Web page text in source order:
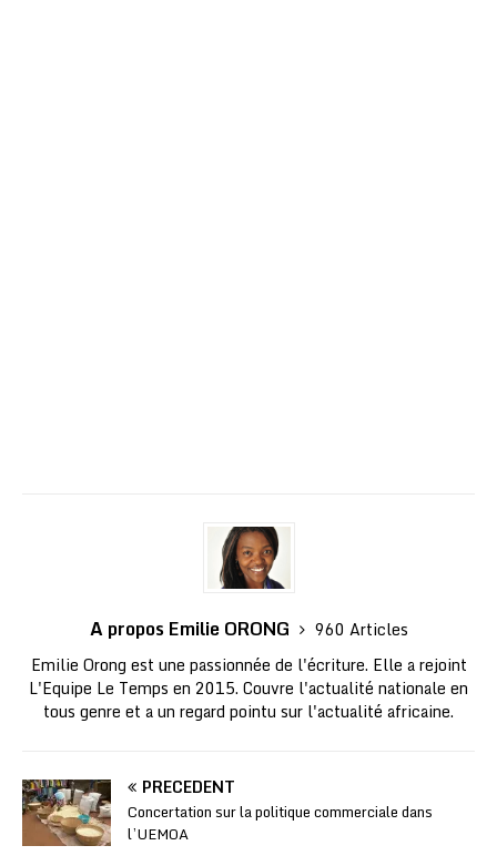
A propos Emilie ORONG
960 Articles
Emilie Orong est une passionnée de l'écriture. Elle a rejoint
L'Equipe Le Temps en 2015. Couvre l'actualité nationale en
tous genre et a un regard pointu sur l'actualité africaine.
PRÉCÉDENT
Concertation sur la politique commerciale dans
l’UEMOA